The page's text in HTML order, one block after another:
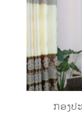
ກອງປະຊຸ